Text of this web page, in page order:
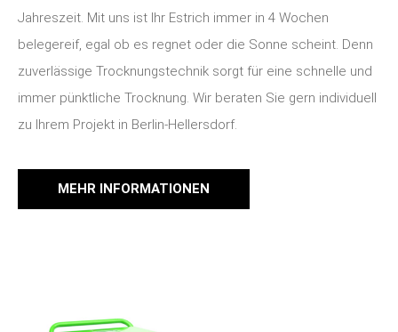
Jahreszeit. Mit uns ist Ihr Estrich immer in 4 Wochen
belegereif, egal ob es regnet oder die Sonne scheint. Denn
zuverlässige Trocknungstechnik sorgt für eine schnelle und
immer pünktliche Trocknung. Wir beraten Sie gern individuell
zu Ihrem Projekt in Berlin-Hellersdorf.
MEHR INFORMATIONEN